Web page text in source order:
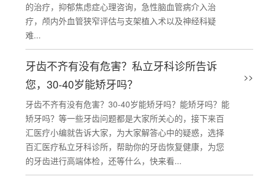
的治疗，抑郁焦虑症心理咨询，急性脑血管病介入治
疗，颅内外血管狭窄评估与支架植入术以及神经科疑
难...
牙齿不齐有没有危害？私立牙科诊所告诉
您，30-40岁能矫牙吗？
牙齿不齐有没有危害？30-40岁能矫牙吗？能矫牙吗？能
矫牙吗？等一些牙齿问题都是大家所关心的，接下来百
汇医疗小编就告诉大家，为大家解答心中的疑惑，选择
百汇医疗私立牙科诊所，帮助你的牙齿恢复健康，为您
的牙齿进行高端体检，还等什么，快来看...
>>